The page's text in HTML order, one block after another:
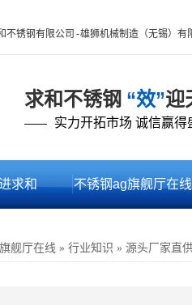
锈钢有限公司 - 雄狮机械制造（无锡）有
求和不锈钢 “效”迎
—— 实力开拓市场 诚信赢得
求和 不锈钢ag旗舰厅在线
舰厅在线 » 行业知识 » 源头厂家直